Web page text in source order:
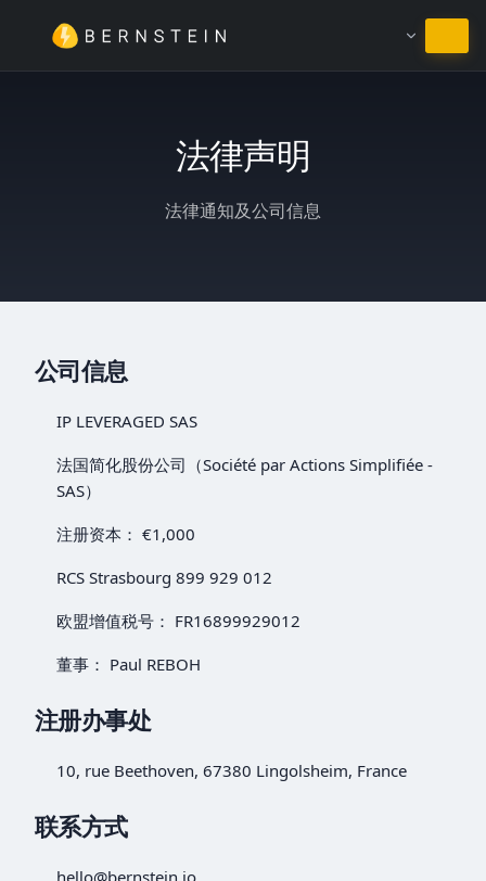
继续使用简体中文
法律声明
法律通知及公司信息
公司信息
IP LEVERAGED SAS
法国简化股份公司（Société par Actions Simplifiée -
SAS）
注册资本： €1,000
RCS Strasbourg 899 929 012
欧盟增值税号： FR16899929012
董事： Paul REBOH
注册办事处
10, rue Beethoven, 67380 Lingolsheim, France
联系方式
hello@bernstein.io